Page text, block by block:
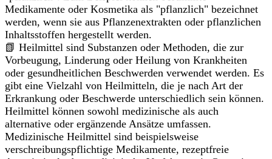
Medikamente oder Kosmetika als "pflanzlich" bezeichnet
werden, wenn sie aus Pflanzenextrakten oder pflanzlichen
Inhaltsstoffen hergestellt werden.
📗 Heilmittel sind Substanzen oder Methoden, die zur
Vorbeugung, Linderung oder Heilung von Krankheiten
oder gesundheitlichen Beschwerden verwendet werden. Es
gibt eine Vielzahl von Heilmitteln, die je nach Art der
Erkrankung oder Beschwerde unterschiedlich sein können.
Heilmittel können sowohl medizinische als auch
alternative oder ergänzende Ansätze umfassen.
Medizinische Heilmittel sind beispielsweise
verschreibungspflichtige Medikamente, rezeptfreie